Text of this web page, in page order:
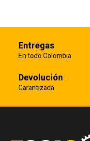
Entregas
En todo Colombia
Devolución
Garantizada